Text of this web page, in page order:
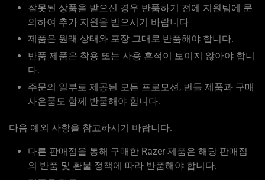
잘못된 상품을 받으신 경우 반품하기 전에 지원팀에 문
의하여 추가 지원을 받으시기 바랍니다
제품은 원래 상태와 포장 그대로 반품해야 합니다.
반품 제품은 착용 또는 사용 흔적이 보이지 않아야 합니
다.
주문의 일부로 제공된 모든 프로모션, 번들 제품과 구매
사은품도 함께 반품해야 합니다.
다음 예외 사항을 참고하시기 바랍니다.
다른 판매점을 통해 구매한 Razer 제품은 해당 판매점
의 반품 및 환불 정책에 따라 반품해야 합니다.